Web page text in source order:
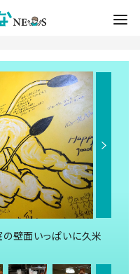
壁面いっぱいに久米